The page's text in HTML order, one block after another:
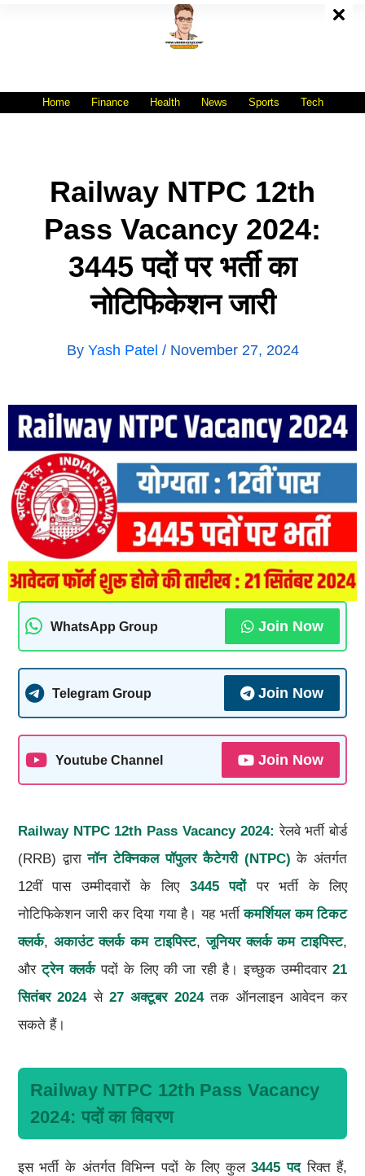
Home Finance Health News Sports Tech
Railway NTPC 12th
Pass Vacancy 2024:
3445 पदों पर भर्ती का
नोटिफिकेशन जारी
By Yash Patel / November 27, 2024
WhatsApp Group Join Now
Telegram Group Join Now
Youtube Channel Join Now
Railway NTPC 12th Pass Vacancy 2024: रेलवे भर्ती बोर्ड
(RRB) द्वारानॉन टेक्निकल पॉपुलर कैटेगरी (NTPC) के अंतर्गत
12वीं पास उम्मीदवारों के लिए 3445 पदोंपर भर्ती के लिए
नोटिफिकेशन जारी कर दिया गया है। यह भर्तीकमर्शियल कम टिकट
क्लर्क, अकाउंट क्लर्क कम टाइपिस्ट,जूनियर क्लर्क कम टाइपिस्ट,
औरट्रेन क्लर्कपदों के लिए की जा रही है। इच्छुक उम्मीदवार21
सितंबर 2024से 27 अक्टूबर 2024तक ऑनलाइन आवेदन कर
सकते हैं।
Railway NTPC 12th Pass Vacancy
2024: पदों का विवरण
इस भर्ती के अंतर्गत विभिन्न पदों के लिए कुल3445 पदरिक्त हैं,